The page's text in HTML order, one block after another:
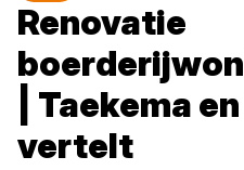
Renovatie
| Taekema
vertelt